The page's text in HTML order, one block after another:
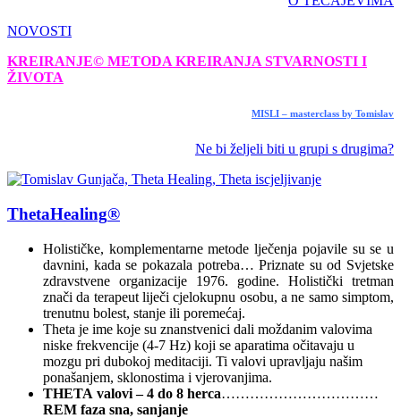
NOVOSTI
KREIRANJE© METODA KREIRANJA STVARNOSTI I
ŽIVOTA
MISLI – masterclass by Tomislav
Ne bi željeli biti u grupi s drugima?
ThetaHealing®
Holističke, komplementarne metode lječenja pojavile su se u
davnini, kada se pokazala potreba… Priznate su od Svjetske
zdravstvene organizacije 1976. godine. Holistički tretman
znači da terapeut liječi cjelokupnu osobu, a ne samo simptom,
trenutnu bolest, stanje ili poremećaj.
Theta je ime koje su znanstvenici dali moždanim valovima
niske frekvencije (4-7 Hz) koji se aparatima očitavaju u
mozgu pri dubokoj meditaciji. Ti valovi upravljaju našim
ponašanjem, sklonostima i vjerovanjima.
THETA valovi – 4 do 8 herca……………………………
REM faza sna, sanjanje